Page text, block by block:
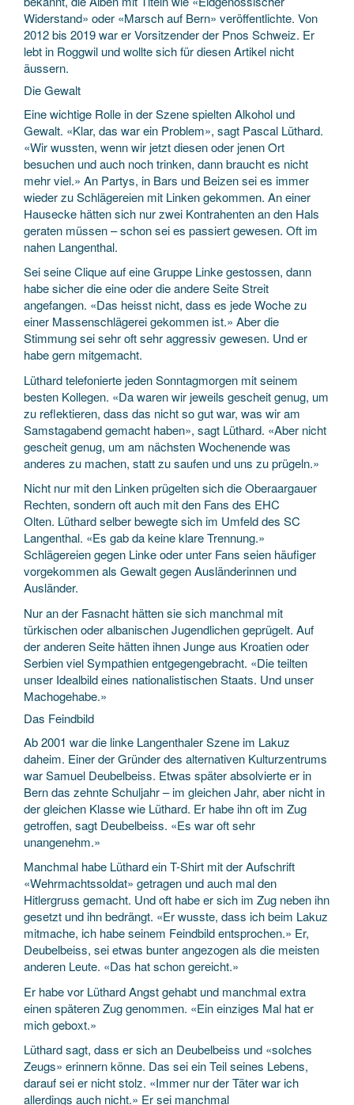
Widerstand» oder «Marsch auf Bern» veröffentlichte. Von
2012 bis 2019 war er Vorsitzender der Pnos Schweiz. Er
lebt in Roggwil und wollte sich für diesen Artikel nicht
äussern.
Die Gewalt
Eine wichtige Rolle in der Szene spielten Alkohol und
Gewalt. «Klar, das war ein Problem», sagt Pascal Lüthard.
«Wir wussten, wenn wir jetzt diesen oder jenen Ort
besuchen und auch noch trinken, dann braucht es nicht
mehr viel.» An Partys, in Bars und Beizen sei es immer
wieder zu Schlägereien mit Linken gekommen. An einer
Hausecke hätten sich nur zwei Kontrahenten an den Hals
geraten müssen – schon sei es passiert gewesen. Oft im
nahen Langenthal.
Sei seine Clique auf eine Gruppe Linke gestossen, dann
habe sicher die eine oder die andere Seite Streit
angefangen. «Das heisst nicht, dass es jede Woche zu
einer Massenschlägerei gekommen ist.» Aber die
Stimmung sei sehr oft sehr aggressiv gewesen. Und er
habe gern mitgemacht.
Lüthard telefonierte jeden Sonntagmorgen mit seinem
besten Kollegen. «Da waren wir jeweils gescheit genug, um
zu reflektieren, dass das nicht so gut war, was wir am
Samstagabend gemacht haben», sagt Lüthard. «Aber nicht
gescheit genug, um am nächsten Wochenende was
anderes zu machen, statt zu saufen und uns zu prügeln.»
Nicht nur mit den Linken prügelten sich die Oberaargauer
Rechten, sondern oft auch mit den Fans des EHC
Olten. Lüthard selber bewegte sich im Umfeld des SC
Langenthal. «Es gab da keine klare Trennung.»
Schlägereien gegen Linke oder unter Fans seien häufiger
vorgekommen als Gewalt gegen Ausländerinnen und
Ausländer.
Nur an der Fasnacht hätten sie sich manchmal mit
türkischen oder albanischen Jugendlichen geprügelt. Auf
der anderen Seite hätten ihnen Junge aus Kroatien oder
Serbien viel Sympathien entgegengebracht. «Die teilten
unser Idealbild eines nationalistischen Staats. Und unser
Machogehabe.»
Das Feindbild
Ab 2001 war die linke Langenthaler Szene im Lakuz
daheim. Einer der Gründer des alternativen Kulturzentrums
war Samuel Deubelbeiss. Etwas später absolvierte er in
Bern das zehnte Schuljahr – im gleichen Jahr, aber nicht in
der gleichen Klasse wie Lüthard. Er habe ihn oft im Zug
getroffen, sagt Deubelbeiss. «Es war oft sehr
unangenehm.»
Manchmal habe Lüthard ein T-Shirt mit der Aufschrift
«Wehrmachtssoldat» getragen und auch mal den
Hitlergruss gemacht. Und oft habe er sich im Zug neben ihn
gesetzt und ihn bedrängt. «Er wusste, dass ich beim Lakuz
mitmache, ich habe seinem Feindbild entsprochen.» Er,
Deubelbeiss, sei etwas bunter angezogen als die meisten
anderen Leute. «Das hat schon gereicht.»
Er habe vor Lüthard Angst gehabt und manchmal extra
einen späteren Zug genommen. «Ein einziges Mal hat er
mich geboxt.»
Lüthard sagt, dass er sich an Deubelbeiss und «solches
Zeugs» erinnern könne. Das sei ein Teil seines Lebens,
darauf sei er nicht stolz. «Immer nur der Täter war ich
allerdings auch nicht.» Er sei manchmal